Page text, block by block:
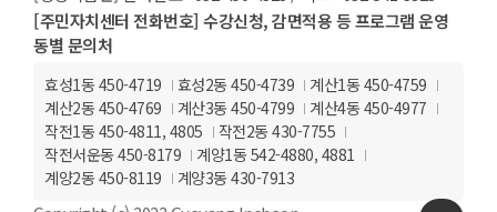
[주민자치센터 전화번호] 수강신청, 감면적용 등 프로그램 운영
동별 문의처
효성1동 450-4719 효성2동 450-4739
계산1동 450-4759
계산2동 450-4769
계산3동 450-4799
계산4동 450-4977
작전1동 450-4811, 4805
작전2동 430-7755
작전서운동 450-8179
계양1동 542-4880, 4881
계양2동 450-8119
계양3동 430-7913